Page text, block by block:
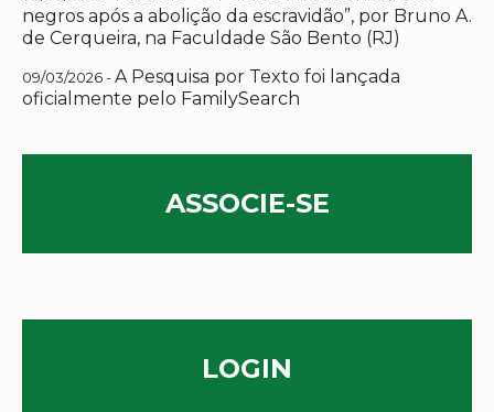
negros após a abolição da escravidão”, por Bruno A.
de Cerqueira, na Faculdade São Bento (RJ)
09/03/2026 -A Pesquisa por Texto foi lançada
oficialmente pelo FamilySearch
ASSOCIE-SE
LOGIN